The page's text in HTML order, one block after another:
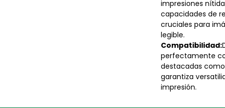
impresiones
capacidades de
cruciales para
legible.
Compatibilidad:
perfectamente
destacadas como
garantiza
impresión.